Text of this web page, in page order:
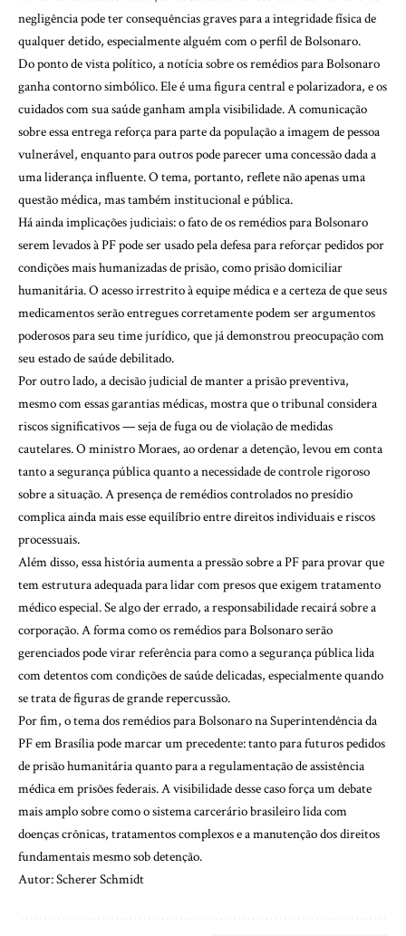
negligência pode ter consequências graves para a integridade física de
qualquer detido, especialmente alguém com o perfil de Bolsonaro.
Do ponto de vista político, a notícia sobre os remédios para Bolsonaro
ganha contorno simbólico. Ele é uma figura central e polarizadora, e os
cuidados com sua saúde ganham ampla visibilidade. A comunicação
sobre essa entrega reforça para parte da população a imagem de pessoa
vulnerável, enquanto para outros pode parecer uma concessão dada a
uma liderança influente. O tema, portanto, reflete não apenas uma
questão médica, mas também institucional e pública.
Há ainda implicações judiciais: o fato de os remédios para Bolsonaro
serem levados à PF pode ser usado pela defesa para reforçar pedidos por
condições mais humanizadas de prisão, como prisão domiciliar
humanitária. O acesso irrestrito à equipe médica e a certeza de que seus
medicamentos serão entregues corretamente podem ser argumentos
poderosos para seu time jurídico, que já demonstrou preocupação com
seu estado de saúde debilitado.
Por outro lado, a decisão judicial de manter a prisão preventiva,
mesmo com essas garantias médicas, mostra que o tribunal considera
riscos significativos — seja de fuga ou de violação de medidas
cautelares. O ministro Moraes, ao ordenar a detenção, levou em conta
tanto a segurança pública quanto a necessidade de controle rigoroso
sobre a situação. A presença de remédios controlados no presídio
complica ainda mais esse equilíbrio entre direitos individuais e riscos
processuais.
Além disso, essa história aumenta a pressão sobre a PF para provar que
tem estrutura adequada para lidar com presos que exigem tratamento
médico especial. Se algo der errado, a responsabilidade recairá sobre a
corporação. A forma como os remédios para Bolsonaro serão
gerenciados pode virar referência para como a segurança pública lida
com detentos com condições de saúde delicadas, especialmente quando
se trata de figuras de grande repercussão.
Por fim, o tema dos remédios para Bolsonaro na Superintendência da
PF em Brasília pode marcar um precedente: tanto para futuros pedidos
de prisão humanitária quanto para a regulamentação de assistência
médica em prisões federais. A visibilidade desse caso força um debate
mais amplo sobre como o sistema carcerário brasileiro lida com
doenças crônicas, tratamentos complexos e a manutenção dos direitos
fundamentais mesmo sob detenção.
Autor: Scherer Schmidt